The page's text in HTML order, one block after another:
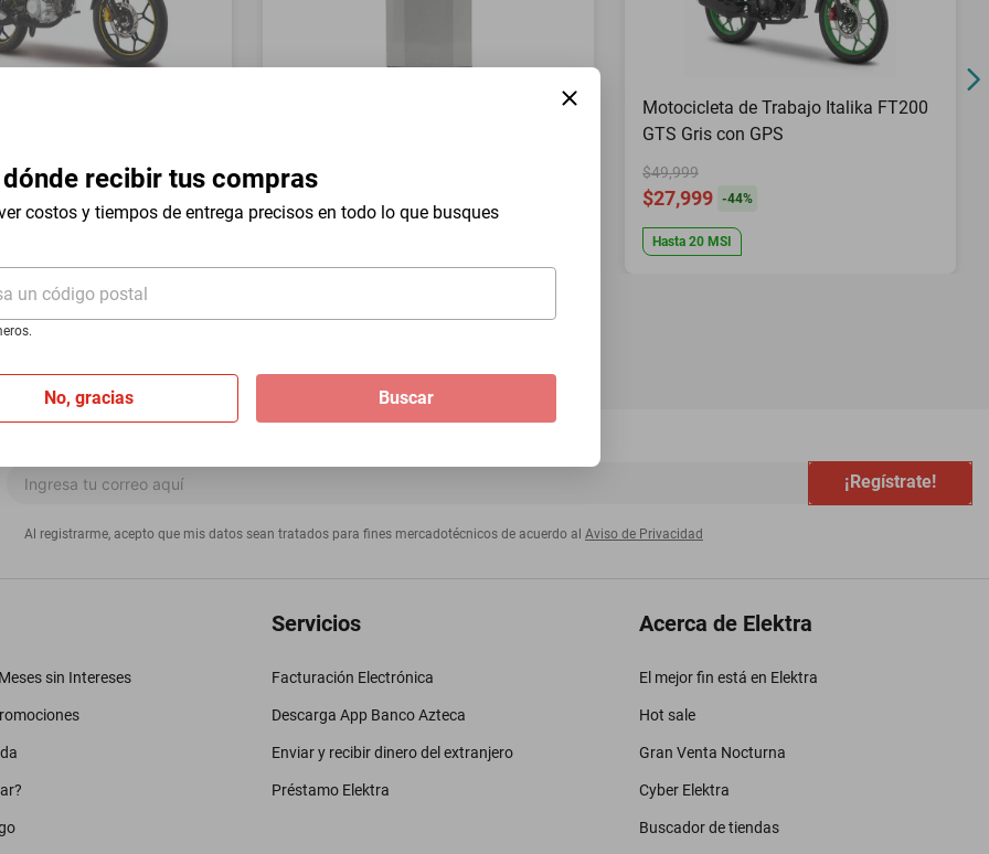
dónde recibir tus compras
costos y tiempos de entrega precisos en todo lo que busques
un código postal
No, gracias Buscar
$19,999
Motocicleta de Trabajo Italika FT200
GTS Gris con GPS
$49,999
$27,999 -44%
Hasta 20 MSI
¡Regístrate!
Al registrarme, acepto que mis datos sean tratados para fines mercadotécnicos de acuerdo al Aviso de Privacidad
sin Intereses
Servicios
Facturación Electrónica
Descarga App Banco Azteca
Enviar y recibir dinero del extranjero
Préstamo Elektra
Acerca de Elektra
El mejor fin está en Elektra
Hot sale
Gran Venta Nocturna
Cyber Elektra
Buscador de tiendas